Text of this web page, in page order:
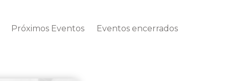
Próximos Eventos Eventos encerrados